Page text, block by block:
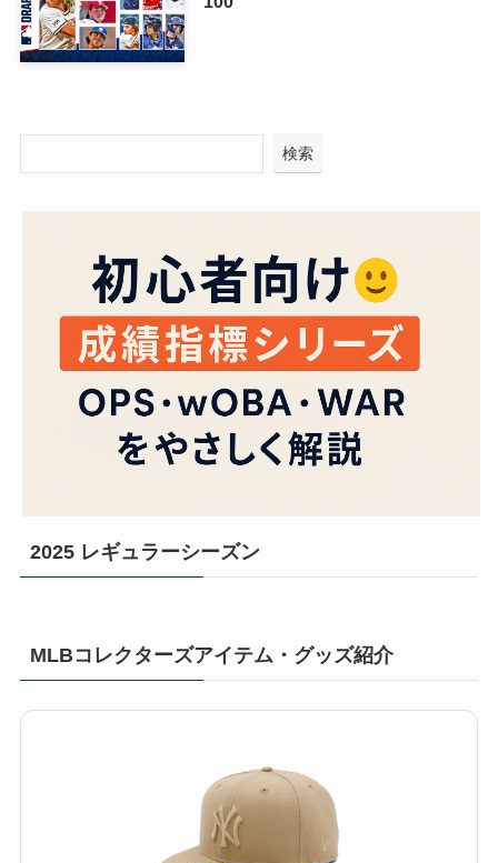
検索
2025 レギュラーシーズン
MLBコレクターズアイテム・グッズ紹介